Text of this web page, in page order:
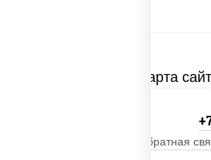
Карта
Обратная